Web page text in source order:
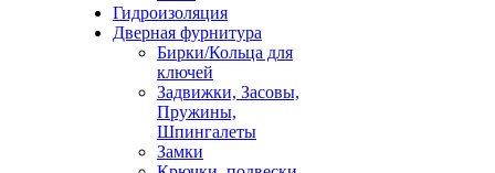
Гидроизоляция
Дверная фурнитура
Бирки/Кольца для
ключей
Задвижки, Засовы,
Пружины,
Шпингалеты
Замки